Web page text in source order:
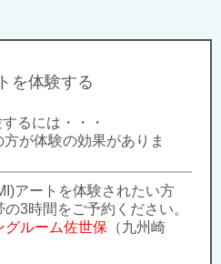
を体験する
るには・・・
が体験の効果がありま
アートを体験されたい方
の3時間をご予約ください。
グルーム佐世保 （九州崎